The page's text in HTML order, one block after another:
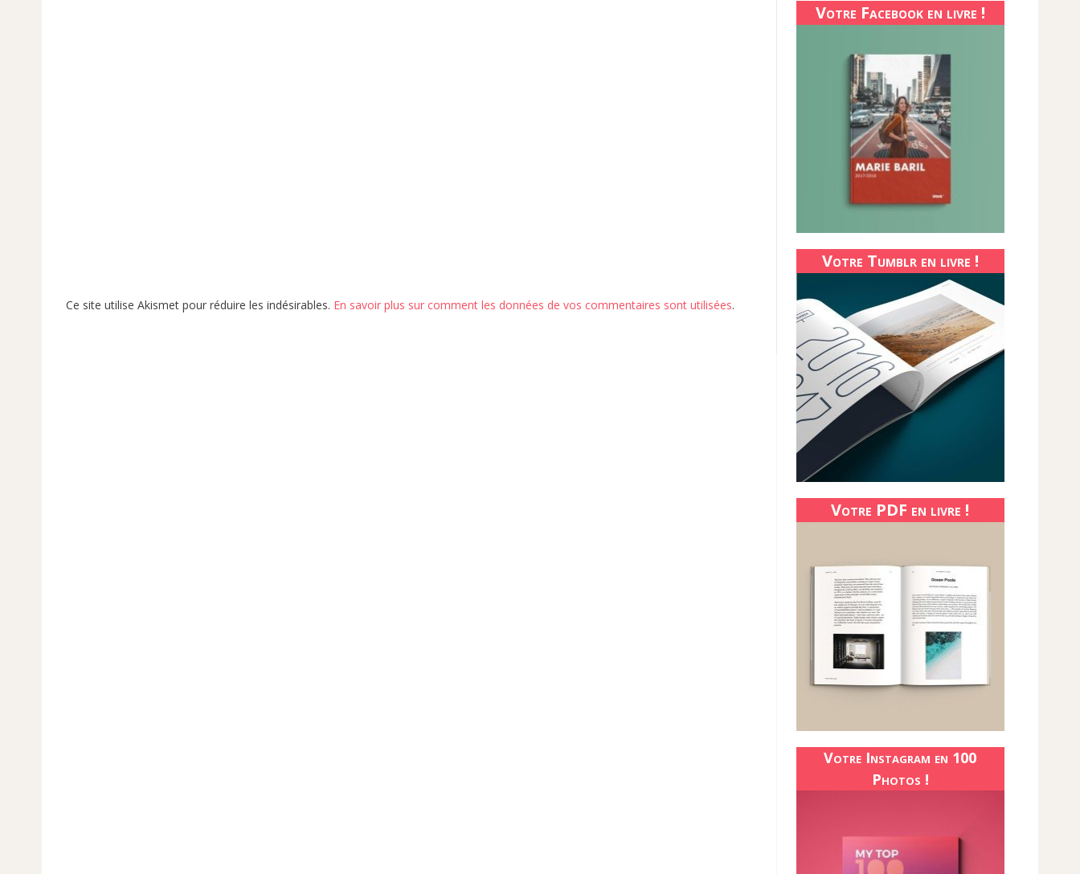
Ce site utilise Akismet pour réduire les indésirables. En savoir plus sur comment les données de vos commentaires sont utilisées.
Votre Facebook en livre !
Votre Tumblr en livre !
Votre PDF en livre !
Votre Instagram en 100
Photos !